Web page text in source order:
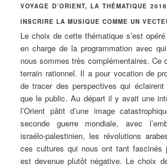
VOYAGE D’ORIENT, LA THÉMATIQUE
INSCRIRE LA MUSIQUE COMME UN
Le choix de cette thématique s’est
en charge de la programmation avec
nous sommes très complémentaires. Ce
terrain rationnel. Il a pour vocation de
de tracer des perspectives qui
que le public. Au départ il y avait une
l’Orient pâtit d’une image
seconde guerre mondiale, avec
israélo-palestinien, les révolutions
ces cultures qui nous ont tant fascinés
est devenue plutôt négative. Le choix